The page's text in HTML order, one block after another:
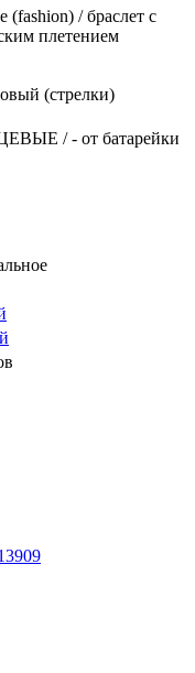
(fashion) / браслет с
плетением
(стрелки)
/ - от батарейки